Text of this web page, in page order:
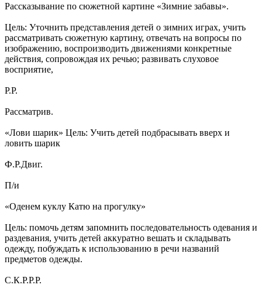
Рассказывание по сюжетной картине «Зимние забавы».
Цель: Уточнить представления детей о зимних играх, учить
рассматривать сюжетную картину, отвечать на вопросы по
изображению, воспроизводить движениями конкретные
действия, сопровождая их речью; развивать слуховое
восприятие,
Р.Р.
Рассматрив.
«Лови шарик» Цель: Учить детей подбрасывать вверх и
ловить шарик
Ф.Р.Двиг.
П/и
«Оденем куклу Катю на прогулку»
Цель: помочь детям запомнить последовательность одевания и
раздевания, учить детей аккуратно вешать и складывать
одежду, побуждать к использованию в речи названий
предметов одежды.
С.К.Р.Р.Р.